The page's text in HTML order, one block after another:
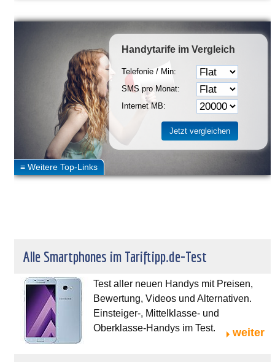
Handytarife im Vergleich
Telefonie / Min:
SMS pro Monat:
Internet MB:
Alle Smartphones im Tariftipp.de-Test
Test aller neuen Handys mit Preisen,
Bewertung, Videos und Alternativen.
Einsteiger-, Mittelklasse- und
Oberklasse-Handys im Test.
weiter